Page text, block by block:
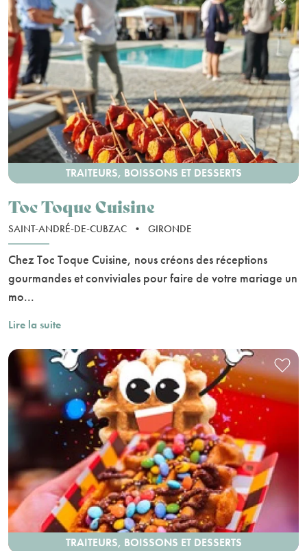
TRAITEURS, BOISSONS ET DESSERTS
Toc Toque Cuisine
SAINT-ANDRÉ-DE-CUBZAC • GIRONDE
Chez Toc Toque Cuisine, nous créons des réceptions
gourmandes et conviviales pour faire de votre mariage un
mo...
Lire la suite
TRAITEURS, BOISSONS ET DESSERTS